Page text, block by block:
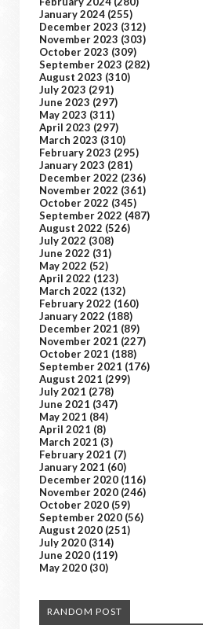
January 2024 (255)
December 2023 (312)
November 2023 (303)
October 2023 (309)
September 2023 (282)
August 2023 (310)
July 2023 (291)
June 2023 (297)
May 2023 (311)
April 2023 (297)
March 2023 (310)
February 2023 (295)
January 2023 (281)
December 2022 (236)
November 2022 (361)
October 2022 (345)
September 2022 (487)
August 2022 (526)
July 2022 (308)
June 2022 (31)
May 2022 (52)
April 2022 (123)
March 2022 (132)
February 2022 (160)
January 2022 (188)
December 2021 (89)
November 2021 (227)
October 2021 (188)
September 2021 (176)
August 2021 (299)
July 2021 (278)
June 2021 (347)
May 2021 (84)
April 2021 (8)
March 2021 (3)
February 2021 (7)
January 2021 (60)
December 2020 (116)
November 2020 (246)
October 2020 (59)
September 2020 (56)
August 2020 (251)
July 2020 (314)
June 2020 (119)
May 2020 (30)
RANDOM POST